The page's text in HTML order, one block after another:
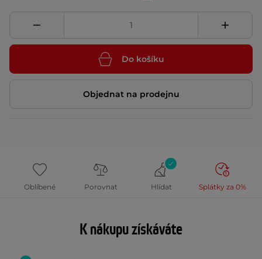
Do košíku
Objednat na prodejnu
Oblíbené Porovnat Hlídat Splátky za 0%
K nákupu získáváte